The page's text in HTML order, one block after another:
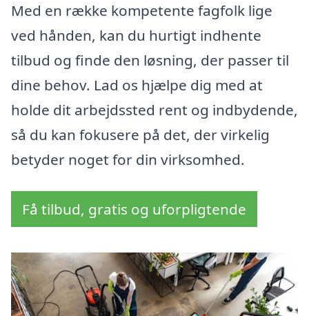
Med en række kompetente fagfolk lige
ved hånden, kan du hurtigt indhente
tilbud og finde den løsning, der passer til
dine behov. Lad os hjælpe dig med at
holde dit arbejdssted rent og indbydende,
så du kan fokusere på det, der virkelig
betyder noget for din virksomhed.
Få tilbud, gratis og uforpligtende